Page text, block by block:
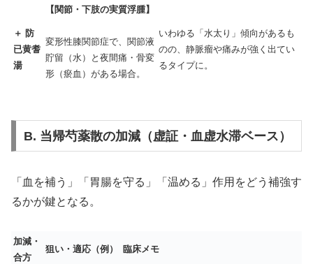
＋ 防
已黄耆
湯
【関節・下肢の実質浮腫】
変形性膝関節症で、関節液
貯留（水）と夜間痛・骨変
形（瘀血）がある場合。
いわゆる「水太り」傾向があるも
のの、静脈瘤や痛みが強く出てい
るタイプに。
B. 当帰芍薬散の加減（虚証・血虚水滞ベース）
「血を補う」「胃腸を守る」「温める」作用をどう補強す
るかが鍵となる。
加減・
合方
狙い・適応（例） 臨床メモ